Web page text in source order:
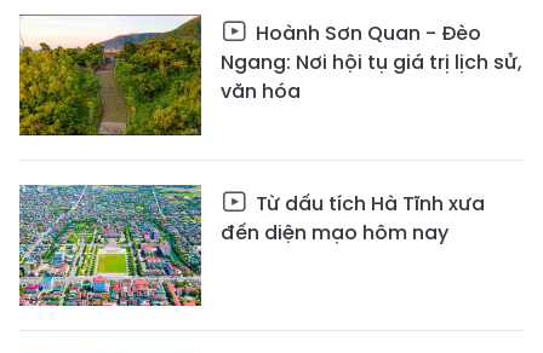
Hoành Sơn Quan - Đèo
Ngang: Nơi hội tụ giá trị lịch sử,
văn hóa
Từ dấu tích Hà Tĩnh xưa
đến diện mạo hôm nay